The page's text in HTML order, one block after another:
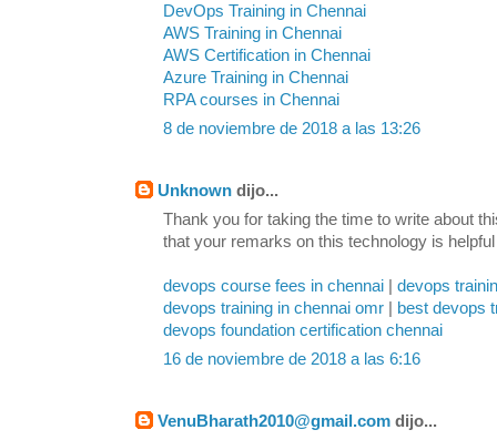
DevOps Training in Chennai
AWS Training in Chennai
AWS Certification in Chennai
Azure Training in Chennai
RPA courses in Chennai
8 de noviembre de 2018 a las 13:26
Unknown dijo...
Thank you for taking the time to write about
that your remarks on this technology is
devops course fees in chennai
devops
devops training in chennai omr
best devops
devops foundation certification chennai
16 de noviembre de 2018 a las 6:16
VenuBharath2010@gmail.com dijo...